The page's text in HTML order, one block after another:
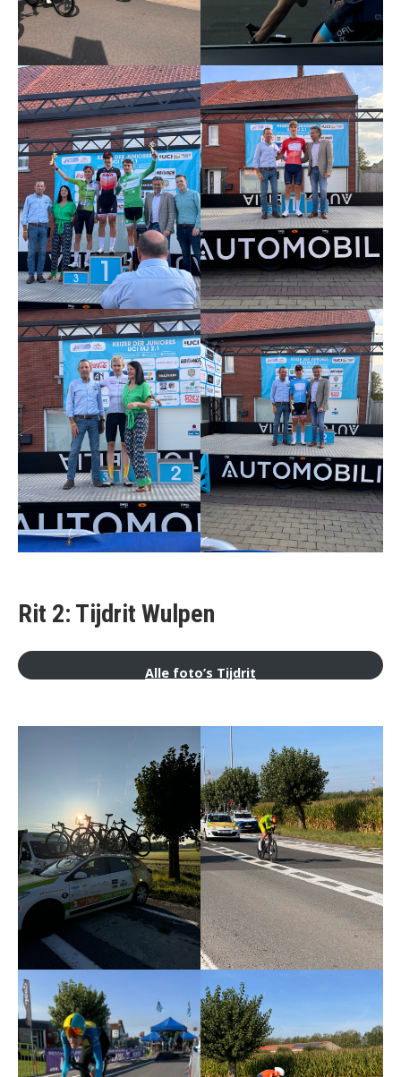
Rit 2: Tijdrit Wulpen
Alle foto’s Tijdrit